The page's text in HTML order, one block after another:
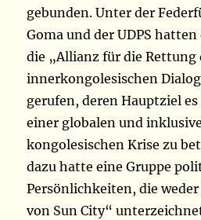
gebunden. Unter der
Goma und der UDPS
die „Allianz für die Rettung
innerkongolesischen
gerufen, deren Hauptziel
einer globalen und
kongolesischen Krise zu
dazu hatte eine Gruppe
Persönlichkeiten, die
von Sun City“